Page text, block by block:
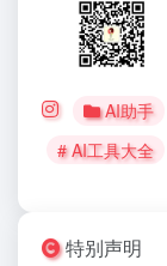
AI助手
# AI工具大全
特别声明